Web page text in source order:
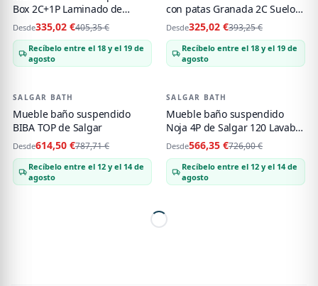
Box 2C+1P Laminado de
Visobath
Desde335,02 €405,35 €
Recíbelo entre el 18 y el 19 de
agosto
con patas Granada 2C Suelo
Laminado de Visobath
Desde325,02 €393,25 €
Recíbelo entre el 18 y el 19 de
agosto
-22%
SALGAR BATH
Mueble baño suspendido
BIBA TOP de Salgar
Desde614,50 €787,71 €
Recíbelo entre el 12 y el 14 de
agosto
-22%
SALGAR BATH
Mueble baño suspendido
Noja 4P de Salgar 120 Lavabo
Desplazado
Desde566,35 €726,00 €
Recíbelo entre el 12 y el 14 de
agosto